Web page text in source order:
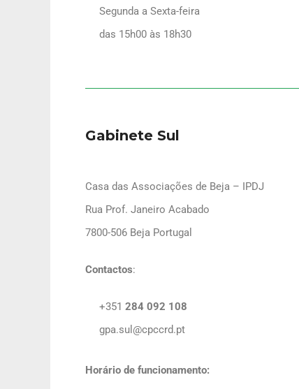
Segunda a Sexta-feira
das 15h00 às 18h30
Gabinete Sul
Casa das Associações de Beja – IPDJ
Rua Prof. Janeiro Acabado
7800-506 Beja Portugal
Contactos:
+351 284 092 108
gpa.sul@cpccrd.pt
Horário de funcionamento: